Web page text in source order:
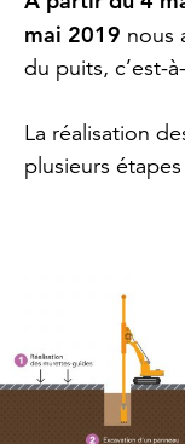
mai 2019 nous
du puits, c’est-
La réalisation
plusieurs étapes